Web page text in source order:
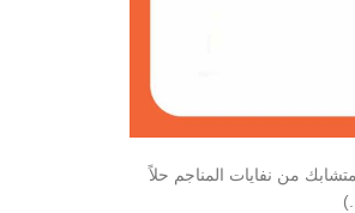
من نفايات المناجم حلاً
.)